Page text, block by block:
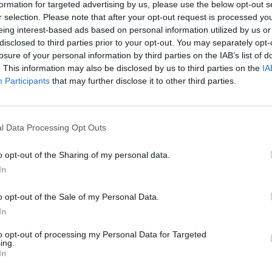
for targeted advertising by us, please use the below opt-out
selection. Please note that after your opt-out request is processed
interest-based ads based on personal information utilized by us
to third parties prior to your opt-out. You may separately
of your personal information by third parties on the IAB’s list of
This information may also be disclosed by us to third parties on the
Participants that may further disclose it to other third parties.
Data Processing Opt Outs
opt-out of the Sharing of my personal data.
opt-out of the Sale of my Personal Data.
opt-out of processing my Personal Data for Targeted
por su suela flexible y perfilada, diseñada para
es clave, especialmente en verano,
y es precisamente lo que rodea a un
ni la frescura. Además, al permitir ese
planta del pie trabajan de forma saludable, evitando